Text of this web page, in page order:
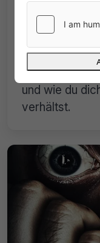
IPTV-
und
dich
Illegales IPTV
Hier erfährst
und wie du
verhältst.